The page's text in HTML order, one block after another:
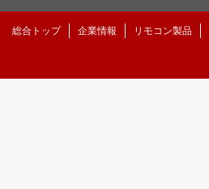
総合トップ 企業情報 リモコン製品